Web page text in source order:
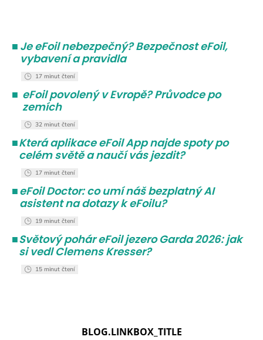
■ Je eFoil nebezpečný? Bezpečnost eFoil,
vybavení a pravidla
17 minut čtení
■ eFoil povolený v Evropě? Průvodce po
zemích
32 minut čtení
■Která aplikace eFoil App najde spoty po
celém světě a naučí vás jezdit?
17 minut čtení
■eFoil Doctor: co umí náš bezplatný AI
asistent na dotazy k eFoilu?
19 minut čtení
■Světový pohár eFoil jezero Garda 2026: jak
si vedl Clemens Kresser?
15 minut čtení
BLOG.LINKBOX_TITLE